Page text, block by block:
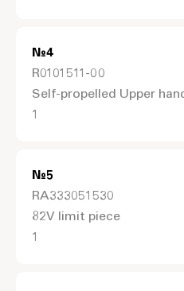
№4
R0101511-00
Self-propelled Upper
1
№5
RA333051530
82V limit piece
1